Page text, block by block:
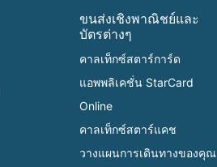
ขนส่งเชิงพาณิชย์และ
บัตรต่างๆ
คาลเท็กซ์สตาร์การ์ด
แอพพลิเคชั่น StarCard
Online
คาลเท็กซ์สตาร์แคช
วางแผนการเดินทางของคุณ